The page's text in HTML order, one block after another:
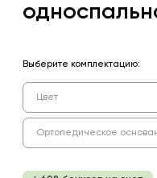
Выберите комплектацию:
Цвет
Ортопедическое